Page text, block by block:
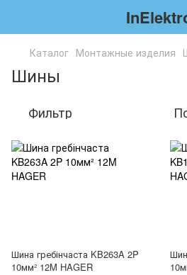
Каталог Монтажные изделия
Шины
Фильтр
Шина гребінчаста KB263A 2P
10мм² 12M HAGER